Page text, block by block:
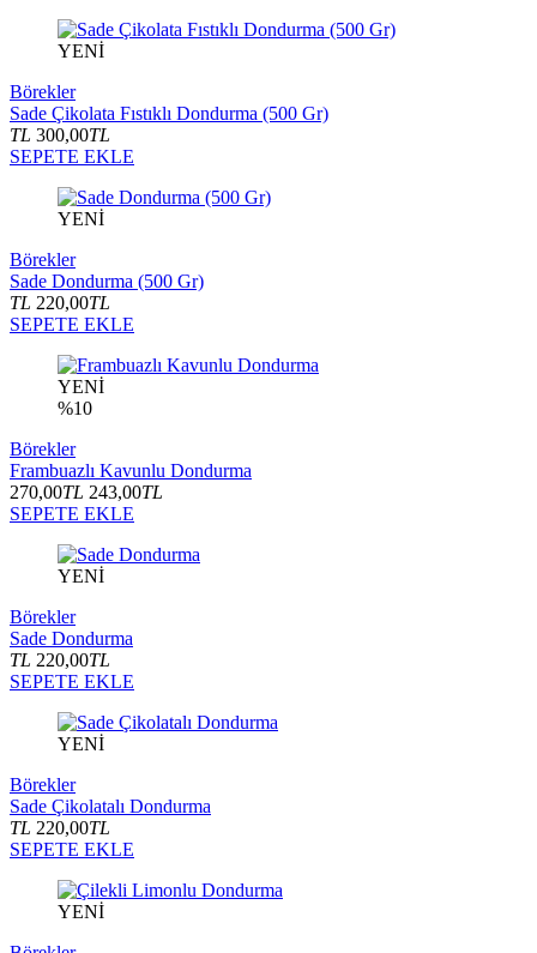
YENİ
Börekler
Sade Çikolata Fıstıklı Dondurma (500 Gr)
TL 300,00TL
SEPETE EKLE
YENİ
Börekler
Sade Dondurma (500 Gr)
TL 220,00TL
SEPETE EKLE
YENİ
%10
Börekler
Frambuazlı Kavunlu Dondurma
270,00TL 243,00TL
SEPETE EKLE
YENİ
Börekler
Sade Dondurma
TL 220,00TL
SEPETE EKLE
YENİ
Börekler
Sade Çikolatalı Dondurma
TL 220,00TL
SEPETE EKLE
YENİ